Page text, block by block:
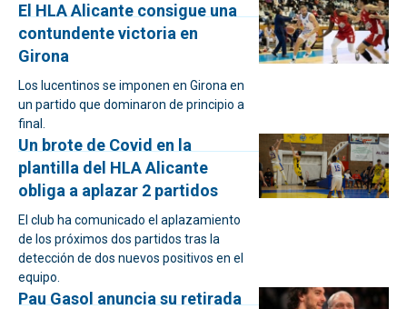
El HLA Alicante consigue una
contundente victoria en
Girona
Los lucentinos se imponen en Girona en
un partido que dominaron de principio a
final.
Un brote de Covid en la
plantilla del HLA Alicante
obliga a aplazar 2 partidos
El club ha comunicado el aplazamiento
de los próximos dos partidos tras la
detección de dos nuevos positivos en el
equipo.
Pau Gasol anuncia su retirada